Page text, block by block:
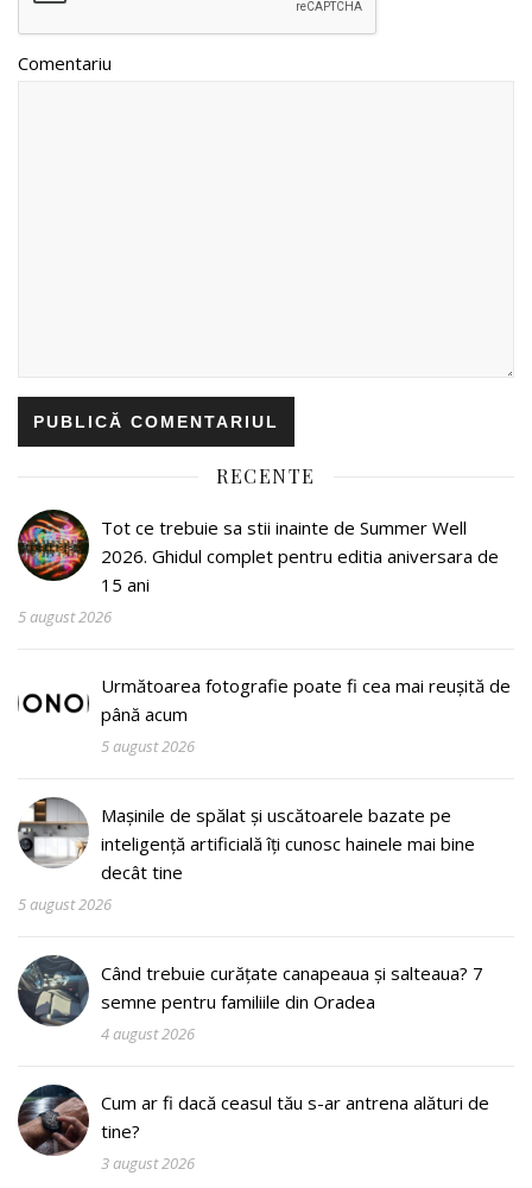
Comentariu
RECENTE
Tot ce trebuie sa stii inainte de Summer Well
2026. Ghidul complet pentru editia aniversara de
15 ani
5 august 2026
Următoarea fotografie poate fi cea mai reușită de
până acum
5 august 2026
Mașinile de spălat și uscătoarele bazate pe
inteligență artificială îți cunosc hainele mai bine
decât tine
5 august 2026
Când trebuie curățate canapeaua și salteaua? 7
semne pentru familiile din Oradea
4 august 2026
Cum ar fi dacă ceasul tău s-ar antrena alături de
tine?
3 august 2026